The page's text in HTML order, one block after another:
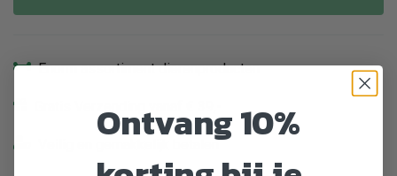
Enorm assortiment dierenproducten
Veilig en gemakkelijk betalen
Ontvang 10%